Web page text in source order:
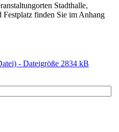
Stadthalle,
Festplatz finden Sie im Anhang
- Dateigröße 2834 kB